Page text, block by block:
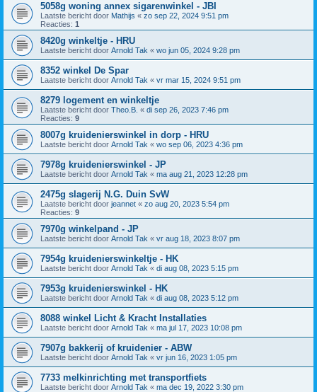
5058g woning annex sigarenwinkel - JBI
Laatste bericht door Mathijs « zo sep 22, 2024 9:51 pm
Reacties: 1
8420g winkeltje - HRU
Laatste bericht door Arnold Tak « wo jun 05, 2024 9:28 pm
8352 winkel De Spar
Laatste bericht door Arnold Tak « vr mar 15, 2024 9:51 pm
8279 logement en winkeltje
Laatste bericht door Theo.B. « di sep 26, 2023 7:46 pm
Reacties: 9
8007g kruidenierswinkel in dorp - HRU
Laatste bericht door Arnold Tak « wo sep 06, 2023 4:36 pm
7978g kruidenierswinkel - JP
Laatste bericht door Arnold Tak « ma aug 21, 2023 12:28 pm
2475g slagerij N.G. Duin SvW
Laatste bericht door jeannet « zo aug 20, 2023 5:54 pm
Reacties: 9
7970g winkelpand - JP
Laatste bericht door Arnold Tak « vr aug 18, 2023 8:07 pm
7954g kruidenierswinkeltje - HK
Laatste bericht door Arnold Tak « di aug 08, 2023 5:15 pm
7953g kruidenierswinkel - HK
Laatste bericht door Arnold Tak « di aug 08, 2023 5:12 pm
8088 winkel Licht & Kracht Installaties
Laatste bericht door Arnold Tak « ma jul 17, 2023 10:08 pm
7907g bakkerij of kruidenier - ABW
Laatste bericht door Arnold Tak « vr jun 16, 2023 1:05 pm
7733 melkinrichting met transportfiets
Laatste bericht door Arnold Tak « ma dec 19, 2022 3:30 pm